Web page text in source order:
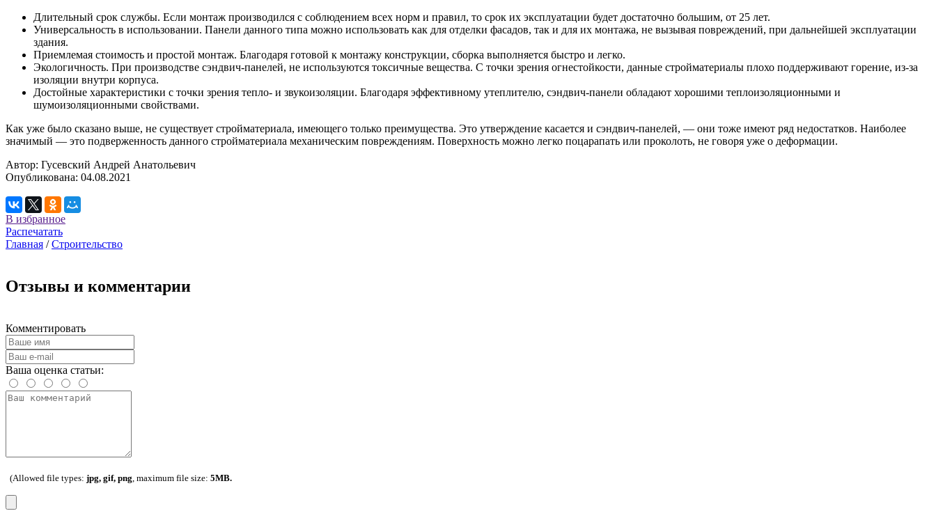
Длительный срок службы. Если монтаж производился с соблюдением всех норм и правил, то срок их эксплуатации будет достаточно большим, от 25 лет.
Универсальность в использовании. Панели данного типа можно использовать как для отделки фасадов, так и для их монтажа, не вызывая повреждений, при дальнейшей эксплуатации
здания.
Приемлемая стоимость и простой монтаж. Благодаря готовой к монтажу конструкции, сборка выполняется быстро и легко.
Экологичность. При производстве сэндвич-панелей, не используются токсичные вещества. С точки зрения огнестойкости, данные стройматериалы плохо поддерживают горение, из-за
изоляции внутри корпуса.
Достойные характеристики с точки зрения тепло- и звукоизоляции. Благодаря эффективному утеплителю, сэндвич-панели обладают хорошими теплоизоляционными и
шумоизоляционными свойствами.
Как уже было сказано выше, не существует стройматериала, имеющего только преимущества. Это утверждение касается и сэндвич-панелей, — они тоже имеют ряд недостатков. Наиболее
значимый — это подверженность данного стройматериала механическим повреждениям. Поверхность можно легко поцарапать или проколоть, не говоря уже о деформации.
Автор: Гусевский Андрей Анатольевич
Опубликована: 04.08.2021
В избранное
Распечатать
Главная / Строительство
Отзывы и комментарии
Комментировать
Ваша оценка статьи:
(Allowed file types: jpg, gif, png , maximum file size: 5MB.